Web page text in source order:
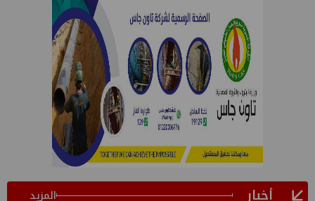
أخبار المزيد